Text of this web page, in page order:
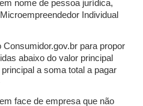
nome de pessoa jurídica,
Individual
para propor
abaixo do valor principal
a soma total a pagar
face de empresa que não